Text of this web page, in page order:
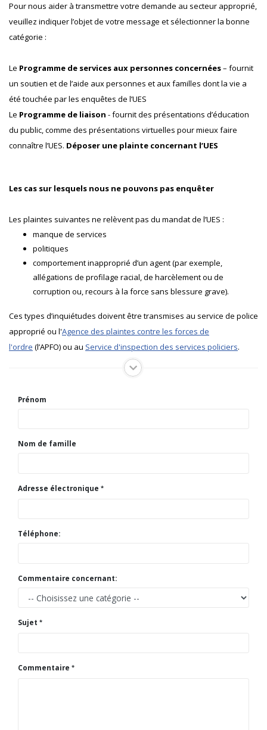
Pour nous aider à transmettre votre demande au secteur approprié,
veuillez indiquer l’objet de votre message et sélectionner la bonne
catégorie :
Le Programme de services aux personnes concernées– fournit
un soutien et de l’aide aux personnes et aux familles dont la vie a
été touchée par les enquêtes de l’UES
Le Programme de liaison - fournit des présentations d’éducation
du public, comme des présentations virtuelles pour mieux faire
connaître l’UES. Déposer une plainte concernant l’UES
Les cas sur lesquels nous ne pouvons pas enquêter
Les plaintes suivantes ne relèvent pas du mandat de l’UES :
manque de services
politiques
comportement inapproprié d’un agent (par exemple,
allégations de profilage racial, de harcèlement ou de
corruption ou, recours à la force sans blessure grave).
Ces types d’inquiétudes doivent être transmises au service de police
approprié ou l'Agence des plaintes contre les forces de
l'ordre (l’APFO) ou au Service d'inspection des services policiers.
Prénom
Nom de famille
Adresse électronique
Téléphone:
Commentaire concernant:
Sujet
Commentaire